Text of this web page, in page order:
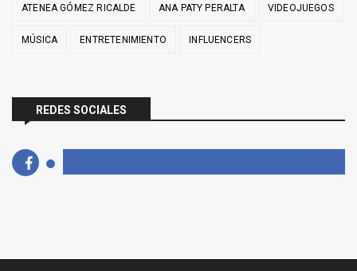
ATENEA GÓMEZ RICALDE ANA PATY PERALTA VIDEOJUEGOS
MÚSICA ENTRETENIMIENTO INFLUENCERS
REDES SOCIALES